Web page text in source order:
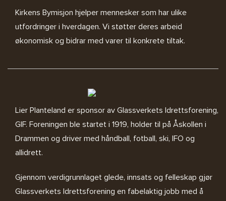
Kirkens Bymisjon hjelper mennesker som har ulike
utfordringer i hverdagen. Vi støtter deres arbeid
økonomisk og bidrar med varer til konkrete tiltak.
Lier Planteland er sponsor av Glassverkets Idrettsforening,
GIF. Foreningen ble startet i 1919, holder til på Åskollen i
Drammen og driver med håndball, fotball, ski, IFO og
allidrett.
Gjennom verdigrunnlaget glede, innsats og felleskap gjør
Glassverkets Idrettsforening en fabelaktig jobb med å